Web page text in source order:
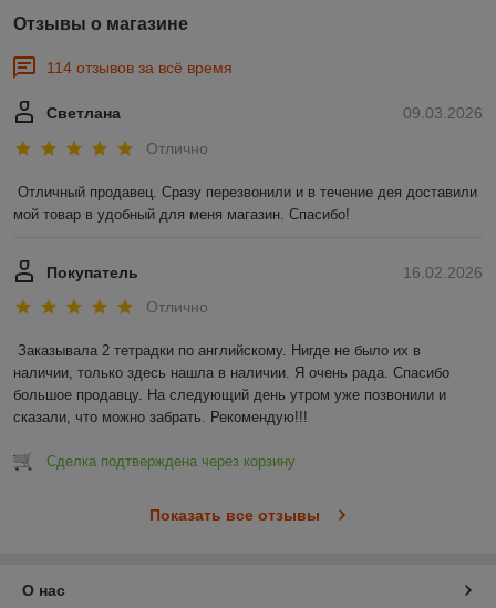
Отзывы о магазине
114 отзывов за всё время
09.03.2026
Светлана
Отлично
Отличный продавец. Сразу перезвонили и в течение дея доставили
мой товар в удобный для меня магазин. Спасибо!
16.02.2026
Покупатель
Отлично
Заказывала 2 тетрадки по английскому. Нигде не было их в
наличии, только здесь нашла в наличии. Я очень рада. Спасибо
большое продавцу. На следующий день утром уже позвонили и
сказали, что можно забрать. Рекомендую!!!
Сделка подтверждена через корзину
Показать все отзывы
О нас